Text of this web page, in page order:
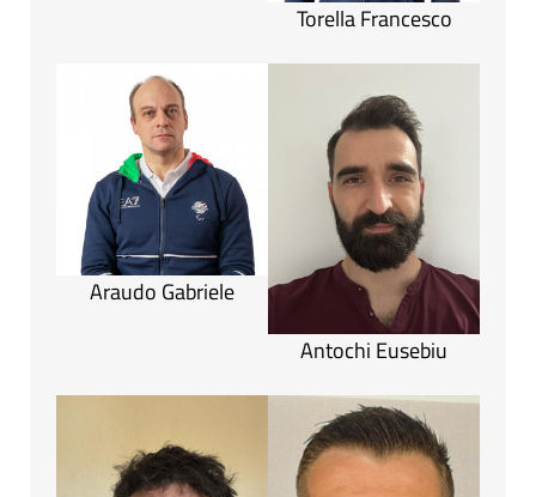
Torella Francesco
Araudo Gabriele
Antochi Eusebiu